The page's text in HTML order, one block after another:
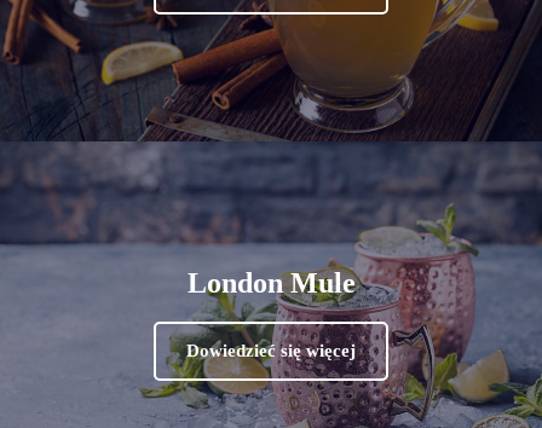
London Mule
Dowiedzieć się więcej